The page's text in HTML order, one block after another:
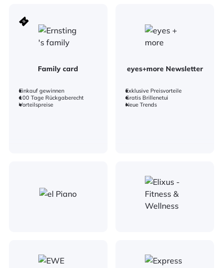
Family card
Einkauf gewinnen
100 Tage Rückgaberecht
Vorteilspreise
eyes+more Newsletter
Exklusive Preisvorteile
Gratis Brillenetui
Neue Trends